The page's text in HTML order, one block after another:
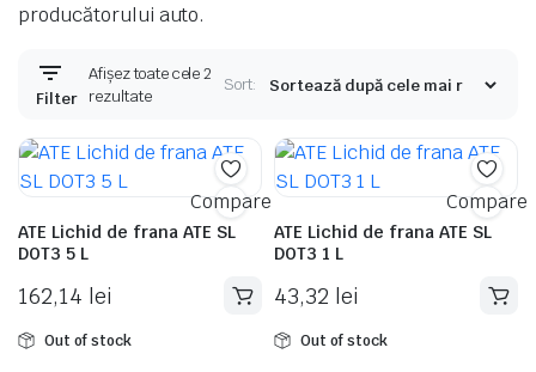
producătorului auto.
Filter
Afișez toate cele 2
rezultateSortat
cele
mai
Sort:
Compare
ATE Lichid de frana ATE SL
DOT3 5 L
162,14 lei
Out of stock
Compare
ATE Lichid de frana ATE SL
DOT3 1 L
43,32 lei
Out of stock